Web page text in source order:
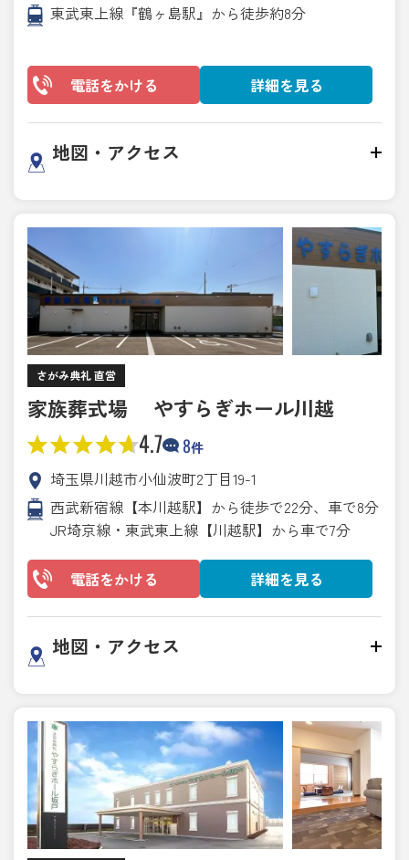
東武東上線『鶴ヶ島駅』から徒歩約8分
電話をかける 詳細を見る
地図・アクセス
さがみ典礼 直営
家族葬式場 やすらぎホール川越
4.7 8件
埼玉県川越市小仙波町2丁目19-1
西武新宿線【本川越駅】から徒歩で22分、車で8分
JR埼京線・東武東上線【川越駅】から車で7分
電話をかける 詳細を見る
地図・アクセス